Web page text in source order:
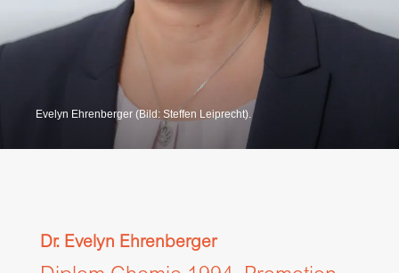
Evelyn Ehrenberger (Bild: Steffen Leiprecht).
Dr. Evelyn Ehrenberger